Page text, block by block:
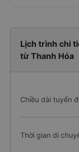
Lịch trình chi
từ Thanh Hóa
Chiều dài tuyến
Thời gian di